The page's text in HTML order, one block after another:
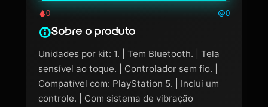
0 0
Sobre o produto
Unidades por kit: 1. | Tem Bluetooth. | Tela
sensível ao toque. | Controlador sem fio. |
Compatível com: PlayStation 5. | Inclui um
controle. | Com sistema de vibração